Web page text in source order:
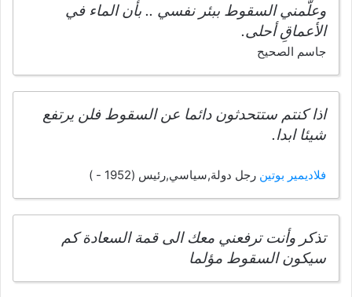
وعلّمني السقوط ببئر نفسي .. بأن الماء في
الأعماقِ أحلى.
جاسم الصحيح
اذا كنتم ستتحدثون دائما عن السقوط فلن يرتفع
شيئا ابدا.
فلاديمير بوتين رجل دولة,سياسي,رئيس (1952 - )
تذكر وأنت ترفعني معك الى قمة السعادة كم
سيكون السقوط مؤلما